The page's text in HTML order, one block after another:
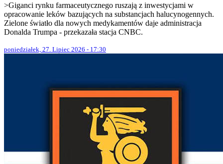
>Giganci rynku farmaceutycznego ruszają z inwestycjami w
opracowanie leków bazujących na substancjach halucynogennych.
Zielone światło dla nowych medykamentów daje administracja
Donalda Trumpa - przekazała stacja CNBC.
poniedziałek, 27. Lipiec 2026 - 17:30